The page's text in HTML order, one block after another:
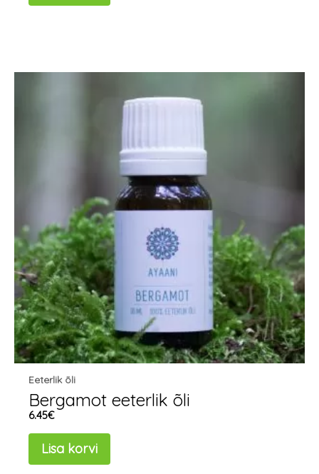
Eeterlik õli
Bergamot eeterlik õli
6.45€
Lisa korvi